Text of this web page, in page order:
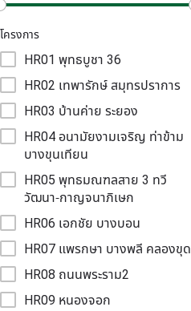
โครงการ
HR01 พุทธบูชา 36
HR02 เทพารักษ์ สมุทรปราการ
HR03 บ้านค่าย ระยอง
HR04 อนามัยงามเจริญ ท่าข้าม
บางขุนเทียน
HR05 พุทธมณฑลสาย 3 ทวี
วัฒนา-กาญจนาภิเษก
HR06 เอกชัย บางบอน
HR07 แพรกษา บางพลี คลองขุด
HR08 ถนนพระราม2
HR09 หนองจอก